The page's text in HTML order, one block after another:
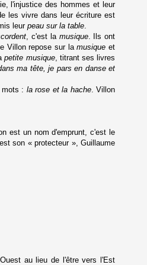
l'injustice des hommes et leur
les vivre dans leur écriture est
leurpeau sur la table
, c'est la musique. Ils ont
Villon repose sur lamusique et
petite musique, titrant ses livres
ma tête, je pars en danse et
mots : la rose et la hache. Villon
est un nom d'emprunt, c'est le
son « protecteur », Guillaume
au lieu de l'être vers l'Est